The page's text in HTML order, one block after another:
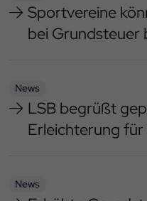
Sportvereine
bei Grundsteuer
News
LSB begrüßt
Erleichterung
News